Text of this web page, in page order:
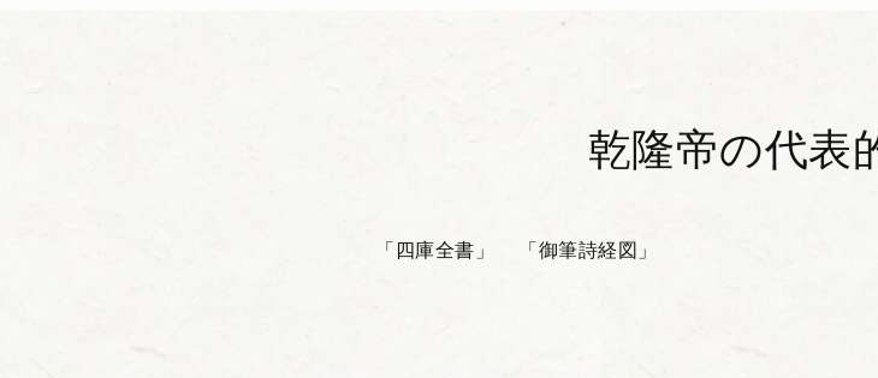
乾隆帝の代表
「四庫全書」 「御筆詩経図」